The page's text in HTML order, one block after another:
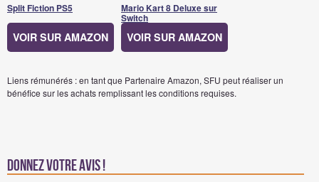
Split Fiction PS5
VOIR SUR AMAZON
Mario Kart 8 Deluxe sur
Switch
VOIR SUR AMAZON
Liens rémunérés : en tant que Partenaire Amazon, SFU peut réaliser un
bénéfice sur les achats remplissant les conditions requises.
Donnez votre avis !